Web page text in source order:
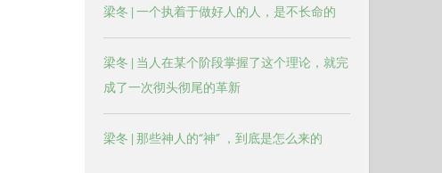
梁冬 | 一个执着于做好人的人，是不长命的
梁冬 | 当人在某个阶段掌握了这个理论，就完
成了一次彻头彻尾的革新
梁冬 | 那些神人的“神” ，到底是怎么来的